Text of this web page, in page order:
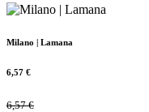
Milano | Lamana
6,57 €
6,57€